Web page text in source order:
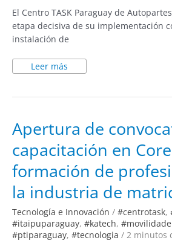
El Centro TASK Paraguay de
etapa decisiva de su implementación
instalación de
Leer más
Apertura de
capacitación en
formación de
la industria de
Tecnología e Innovación / #centrotask,
#itaipuparaguay, #katech,
#ptiparaguay, #tecnologia / 2 minutos
de
convocatoria
para
capacitación
en
Corea
del
Sur:
formación
de
profesionales
en
la
industria
de